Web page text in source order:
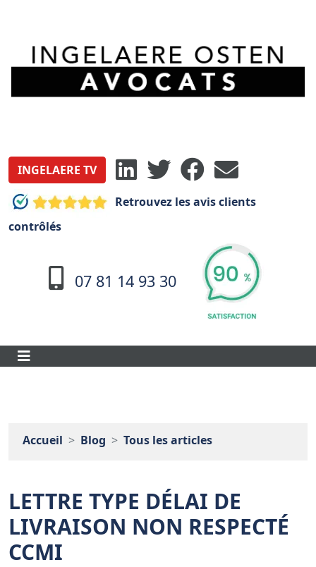
INGELAERE TV
Retrouvez les avis clients
contrôlés
07 81 14 93 30
Accueil Blog Tous les articles
LETTRE TYPE DÉLAI DE
LIVRAISON NON RESPECTÉ
CCMI